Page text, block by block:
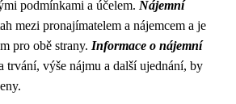
podmínkami a účelem. Nájemní
mezi pronajímatelem a nájemcem a je
pro obě strany. Informace o nájemní
trvání, výše nájmu a další ujednání, by